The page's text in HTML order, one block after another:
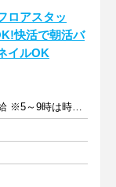
ロアスタッ
快活で朝活バ
イルOK
時給1150円以上＋交通費支給 ※5～9時は時給1200円